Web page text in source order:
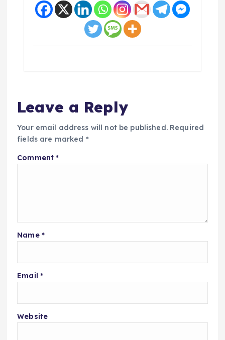
Leave a Reply
Your email address will not be published. Required
fields are marked *
Comment*
Name *
Email *
Website